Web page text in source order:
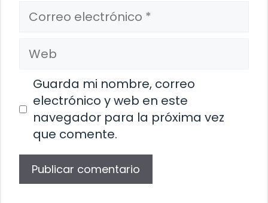
Correo
electrónico
Web
Guarda mi nombre, correo
electrónico y web en este
navegador para la próxima vez
que comente.